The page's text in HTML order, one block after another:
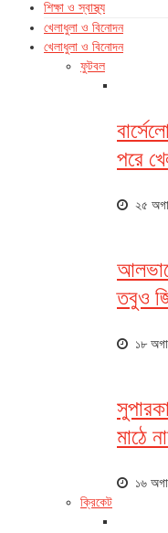
শিক্ষা ও স্বাস্থ্য
খেলাধুলা ও বিনোদন
খেলাধুলা ও বিনোদন
ফুটবল
পরে
২৫
তবুও
১৮
মাঠে
১৬
ক্রিকেট